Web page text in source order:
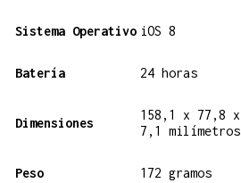
Sistema Operativo iOS 8
Batería 24 horas
Dimensiones
158,1 x 77,8 x
7,1 milímetros
Peso 172 gramos